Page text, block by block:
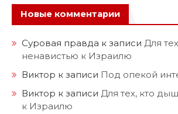
Новые комментарии
Суровая правда к записи Для
ненавистью к Израилю
Виктор к записи Под опекой
Виктор к записи Для тех, кто
к Израилю